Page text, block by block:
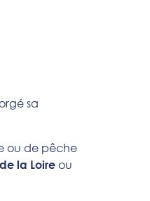
sa
ou de pêche
la Loire ou